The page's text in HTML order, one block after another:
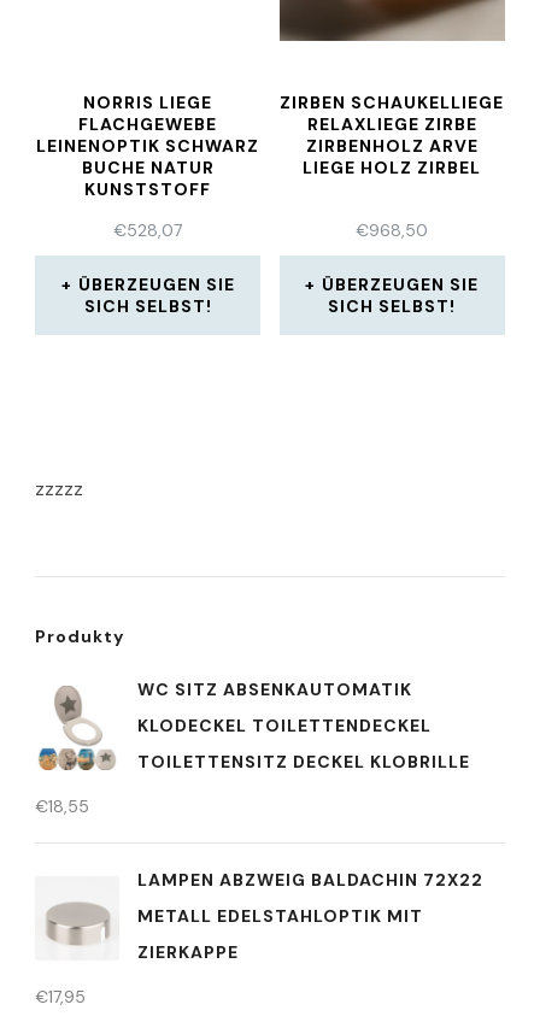
NORRIS LIEGE
FLACHGEWEBE
LEINENOPTIK SCHWARZ
BUCHE NATUR
KUNSTSTOFF
€528,07
ÜBERZEUGEN SIE
SICH SELBST!
ZIRBEN SCHAUKELLIEGE
RELAXLIEGE ZIRBE
ZIRBENHOLZ ARVE
LIEGE HOLZ ZIRBEL
€968,50
ÜBERZEUGEN SIE
SICH SELBST!
zzzzz
Produkty
WC SITZ ABSENKAUTOMATIK
KLODECKEL TOILETTENDECKEL
TOILETTENSITZ DECKEL KLOBRILLE
€18,55
LAMPEN ABZWEIG BALDACHIN 72X22
METALL EDELSTAHLOPTIK MIT
ZIERKAPPE
€17,95